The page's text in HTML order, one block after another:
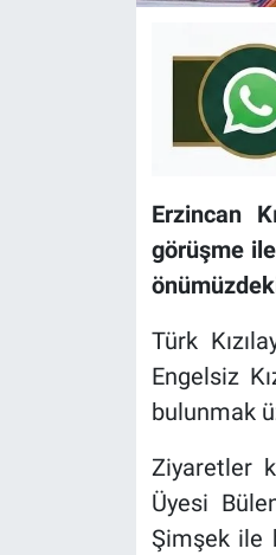
Erzincan
görüşme
Türk
Engelsiz
bulunmak
Ziyaretler
Üyesi
Şimşek ile